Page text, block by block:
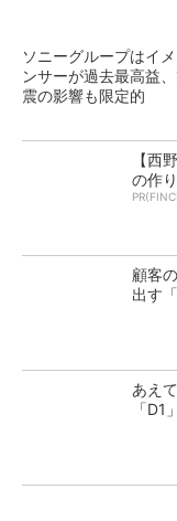
ソニーグループはイ
ンサーが過去最高益
震の影響も限定的
【西
の作
顧客
出す
あえ
「